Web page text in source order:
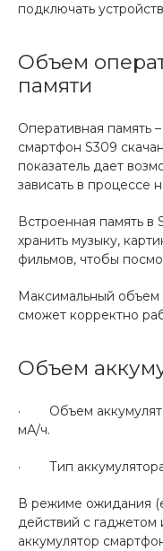
подключать
Объем
памяти
Оперативная память
смартфон S309
показатель дает
зависать в процессе
Встроенная память в
хранить музыку,
фильмов, чтобы
Максимальный объем
сможет корректно
Объем
· Объем
мА/ч.
· Тип
В режиме ожидания
действий с гаджетом
аккумулятор